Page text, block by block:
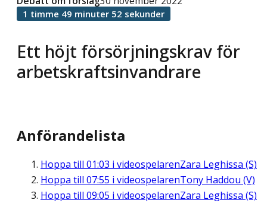
Ett höjt försörjningskrav för
arbetskraftsinvandrare
1 timme 49 minuter 52 sekunder
Anförandelista
Hoppa till 01:03 i videospelarenZara Leghissa (S)
Hoppa till 07:55 i videospelarenTony Haddou (V)
Hoppa till 09:05 i videospelarenZara Leghissa (S)